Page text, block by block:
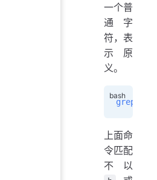
一个普
通字
符，表
示原
义。
grep
上面命
令匹配
不以